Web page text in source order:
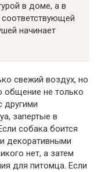
в доме, а в
начинает
свежий воздух, но
общение не только
другими
запертые в
собака боится
декоративными
нет, а затем
для питомца. Если